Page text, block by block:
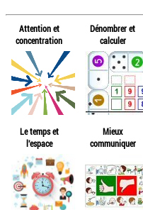
Attention et
concentration
Dénombrer et
calculer
Le temps et
l'espace
Mieux
communiquer